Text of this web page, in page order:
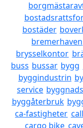
bostäder
bremerhaven
brysselkontor
buss bussar bygg
byggindustrin
service
byggåterbruk
ca-fastigheter call
cargo bike